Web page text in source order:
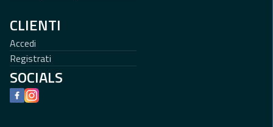
CLIENTI
Accedi
Registrati
SOCIALS
Facebook
Instagram